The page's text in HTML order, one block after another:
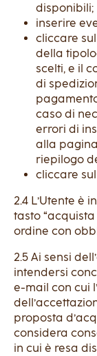
disponibili;
inserire
cliccare
della
scelti, e il
di
caso di
errori di
alla
riepilogo
cliccare
2.4 L’Utente è
tasto
ordine con
2.5 Ai sensi
intendersi
e-mail con cui
proposta
considera
in cui è resa